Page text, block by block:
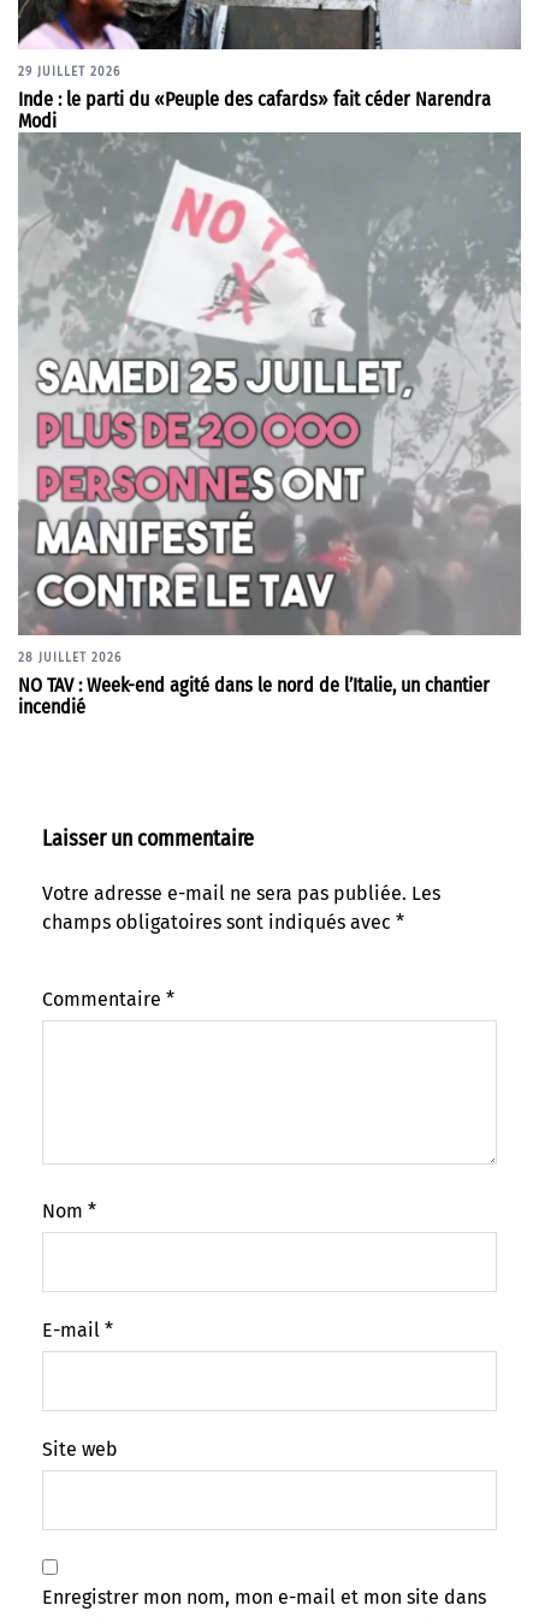
29 JUILLET 2026
Inde : le parti du «Peuple des cafards» fait céder Narendra
Modi
28 JUILLET 2026
NO TAV : Week-end agité dans le nord de l’Italie, un chantier
incendié
Laisser un commentaire
Votre adresse e-mail ne sera pas publiée. Les
champs obligatoires sont indiqués avec *
Commentaire *
Nom *
E-mail *
Site web
Enregistrer mon nom, mon e-mail et mon site dans